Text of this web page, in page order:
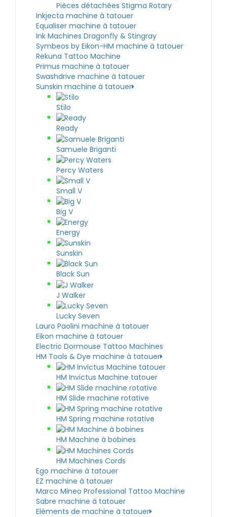
Pièces détachées Stigma Rotary
Inkjecta machine à tatouer
Equaliser machine à tatouer
Ink Machines Dragonfly & Stingray
Symbeos by Eikon-HM machine à tatouer
Rekuna Tattoo Machine
Primus machine à tatouer
Swashdrive machine à tatouer
Sunskin machine à tatouer
Stilo
Ready
Samuele Briganti
Percy Waters
Small V
Big V
Energy
Sunskin
Black Sun
J Walker
Lucky Seven
Lauro Paolini machine à tatouer
Eikon machine à tatouer
Electric Dormouse Tattoo Machines
HM Tools & Dye machine à tatouer
HM Invictus Machine tatouer
HM Slide machine rotative
HM Spring machine rotative
HM Machine à bobines
HM Machines Cords
Ego machine à tatouer
EZ machine à tatouer
Marco Mineo Professional Tattoo Machine
Sabre machine à tatouer
Elèments de machine à tatouer